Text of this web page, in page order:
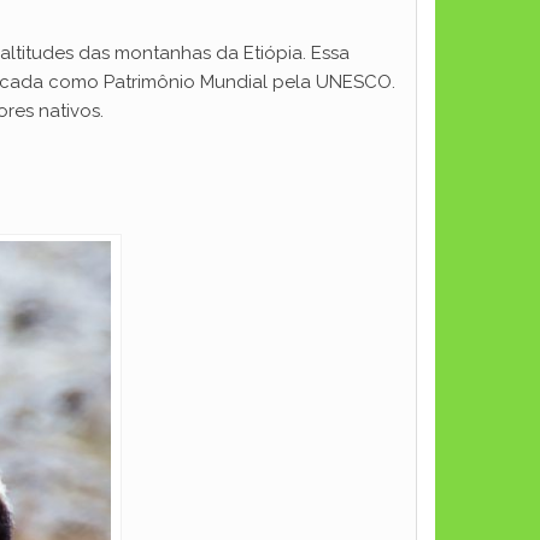
das montanhas da Etiópia. Essa
como Patrimônio Mundial pela UNESCO.
nativos.